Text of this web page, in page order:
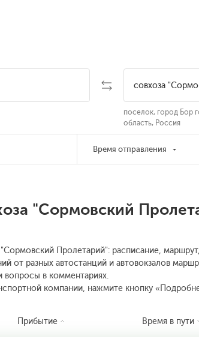
поселок, город Бор
область, Россия
Время отправления
"Сормовский
Пролетарий": расписание,
от разных автостанций и автовокзалов
вопросы в комментариях.
компании, нажмите кнопку
Прибытие Время в пути